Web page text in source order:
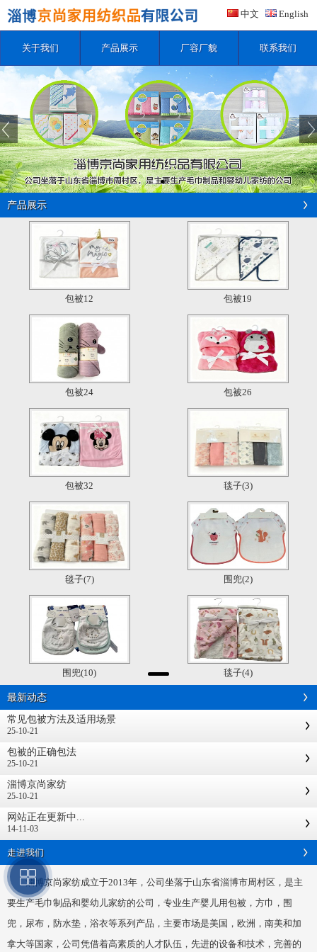
中文 English
关于我们 产品展示 厂容厂貌 联系我们
产品展示
包被12 包被19
包被24 包被26
包被32 毯子(3)
毯子(7) 围兜(2)
围兜(10) 毯子(4)
最新动态
常见包被方法及适用场景
25-10-21
包被的正确包法
25-10-21
淄博京尚家纺
25-10-21
网站正在更新中...
14-11-03
走进我们
淄博京尚家纺成立于2013年，公司坐落于山东省淄博市周村区，是主
要生产毛巾制品和婴幼儿家纺的公司，专业生产婴儿用包被，方巾，围
兜，尿布，防水垫，浴衣等系列产品，主要市场是美国，欧洲，南美和加
拿大等国家，公司凭借着高素质的人才队伍，先进的设备和技术，完善的